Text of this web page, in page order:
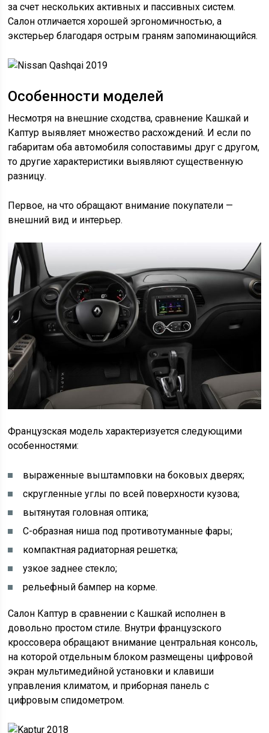
за счет нескольких активных и пассивных систем.
Салон отличается хорошей эргономичностью, а
экстерьер благодаря острым граням запоминающийся.
Особенности моделей
Несмотря на внешние сходства, сравнение Кашкай и
Каптур выявляет множество расхождений. И если по
габаритам оба автомобиля сопоставимы друг с другом,
то другие характеристики выявляют существенную
разницу.
Первое, на что обращают внимание покупатели —
внешний вид и интерьер.
Французская модель характеризуется следующими
особенностями:
выраженные выштамповки на боковых дверях;
скругленные углы по всей поверхности кузова;
вытянутая головная оптика;
С-образная ниша под противотуманные фары;
компактная радиаторная решетка;
узкое заднее стекло;
рельефный бампер на корме.
Салон Каптур в сравнении с Кашкай исполнен в
довольно простом стиле. Внутри французского
кроссовера обращают внимание центральная консоль,
на которой отдельным блоком размещены цифровой
экран мультимедийной установки и клавиши
управления климатом, и приборная панель с
цифровым спидометром.